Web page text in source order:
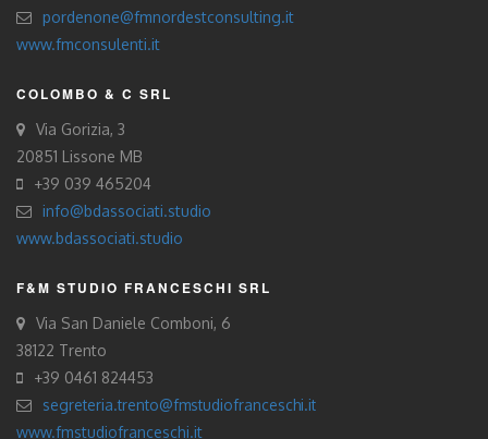
pordenone@fmnordestconsulting.it
www.fmconsulenti.it
COLOMBO & C SRL
Via Gorizia, 3
20851 Lissone MB
+39 039 465204
info@bdassociati.studio
www.bdassociati.studio
F&M STUDIO FRANCESCHI SRL
Via San Daniele Comboni, 6
38122 Trento
+39 0461 824453
segreteria.trento@fmstudiofranceschi.it
www.fmstudiofranceschi.it